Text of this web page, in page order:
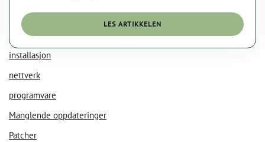
LES ARTIKKELEN
installasjon
nettverk
programvare
Manglende oppdateringer
Patcher
KI Chat